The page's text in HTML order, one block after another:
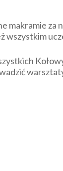
makramie za
wszystkim